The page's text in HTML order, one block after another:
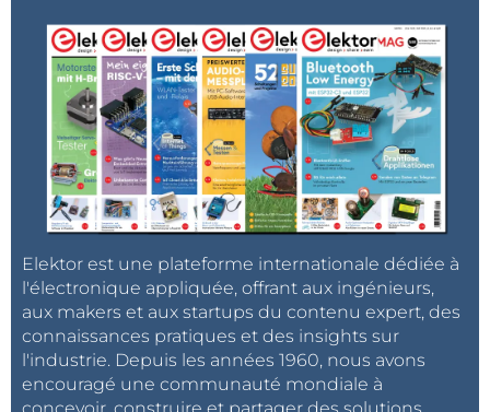
Elektor est une plateforme internationale dédiée à
l'électronique appliquée, offrant aux ingénieurs,
aux makers et aux startups du contenu expert, des
connaissances pratiques et des insights sur
l'industrie. Depuis les années 1960, nous avons
encouragé une communauté mondiale à